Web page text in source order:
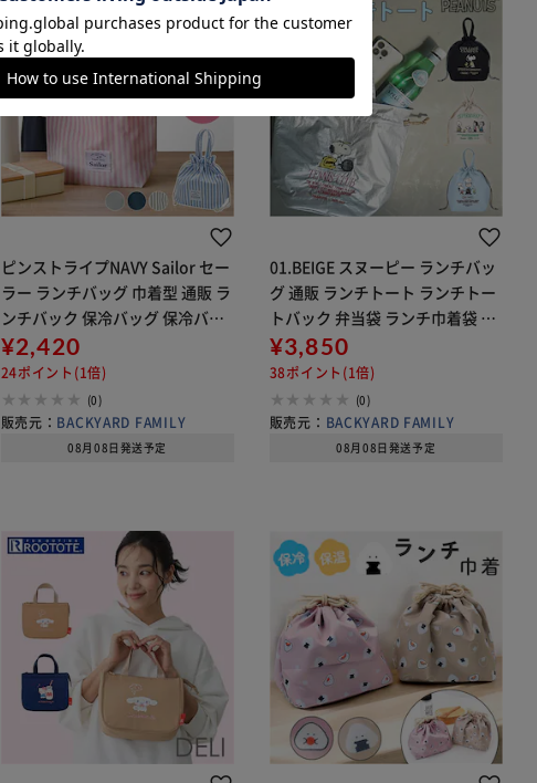
ピンストライプNAVY Sailor セー
ラー ランチバッグ 巾着型 通販 ラ
ンチバック 保冷バッグ 保冷バッ
ク エコバッグ エコバック 巾着バ
ッグ 巾着バック お弁当袋 保冷 保
温 保冷保温 巾着
¥2,420
24ポイント(1倍)
(0)
販売元： BACKYARD FAMILY
08月08日発送予定
01.BEIGE スヌーピー ランチバッ
グ 通販 ランチトート ランチトー
トバック 弁当袋 ランチ巾着袋 巾
着バッグ 保冷バッグ 巾着トート
バッグ 保冷 保温 ヘミングス 109
47 キャラクター 大
¥3,850
38ポイント(1倍)
(0)
販売元： BACKYARD FAMILY
08月08日発送予定